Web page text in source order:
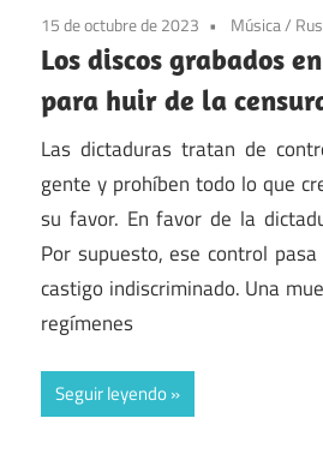
15 de octubre de 2023 Música/
Los discos grabados
para huir de la
Las dictaduras tratan de
gente y prohíben todo lo que
su favor. En favor de la
Por supuesto, ese control
castigo indiscriminado. Una
regímenes
Seguir leyendo